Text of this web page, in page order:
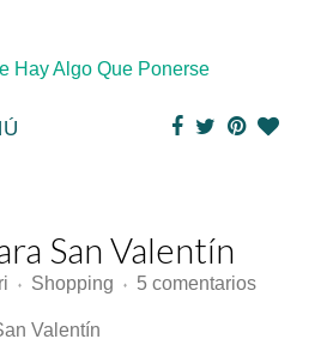
San Valentín
♦ Shopping ♦ 5 comentariosen